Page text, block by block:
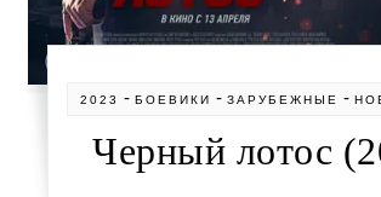
2023 -БОЕВИКИ -ЗАРУБЕЖНЫЕ -
Черный лотос